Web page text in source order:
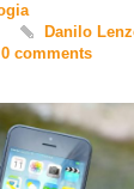
Danilo
0 comments